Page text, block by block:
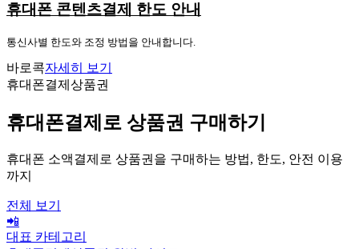
휴대폰 콘텐츠결제 한도 안내
통신사별 한도와 조정 방법을 안내합니다.
바로콕자세히 보기
휴대폰결제상품권
휴대폰결제로 상품권 구매하기
휴대폰 소액결제로 상품권을 구매하는 방법, 한도, 안전 이용
까지
전체 보기
📲
대표 카테고리